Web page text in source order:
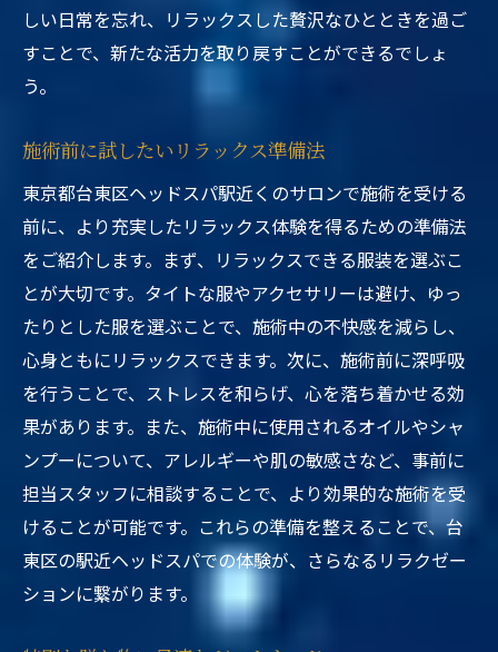
しい日常を忘れ、リラックスした贅沢なひとときを過ご
すことで、新たな活力を取り戻すことができるでしょ
う。
施術前に試したいリラックス準備法
東京都台東区ヘッドスパ駅近くのサロンで施術を受ける
前に、より充実したリラックス体験を得るための準備法
をご紹介します。まず、リラックスできる服装を選ぶこ
とが大切です。タイトな服やアクセサリーは避け、ゆっ
たりとした服を選ぶことで、施術中の不快感を減らし、
心身ともにリラックスできます。次に、施術前に深呼吸
を行うことで、ストレスを和らげ、心を落ち着かせる効
果があります。また、施術中に使用されるオイルやシャ
ンプーについて、アレルギーや肌の敏感さなど、事前に
担当スタッフに相談することで、より効果的な施術を受
けることが可能です。これらの準備を整えることで、台
東区の駅近ヘッドスパでの体験が、さらなるリラクゼー
ションに繋がります。